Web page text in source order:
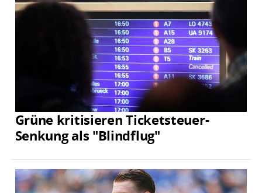
Grüne kritisieren Ticketsteuer-
Senkung als "Blindflug"